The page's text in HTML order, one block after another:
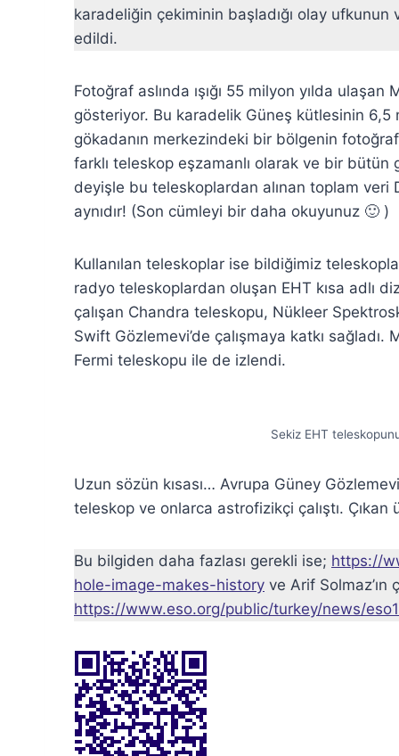
karadeliğin çekiminin başladığı olay ufkunun
edildi.
Fotoğraf aslında ışığı 55 milyon yılda ulaşan
gösteriyor. Bu karadelik Güneş kütlesinin
gökadanın merkezindeki bir bölgenin
farklı teleskop eşzamanlı olarak ve bir bütün
deyişle bu teleskoplardan alınan toplam
aynıdır! (Son cümleyi bir daha okuyunuz 🙂 )
Kullanılan teleskoplar ise bildiğimiz
radyo teleskoplardan oluşan EHT kısa adlı
çalışan Chandra teleskopu, Nükleer
Swift Gözlemevi’de çalışmaya katkı sağladı.
Fermi teleskopu ile de izlendi.
Sekiz EHT
Uzun sözün kısası… Avrupa Güney
teleskop ve onlarca astrofizikçi çalıştı. Çıkan
Bu bilgiden daha fazlası gerekli ise; https://
hole-image-makes-history ve Arif Solmaz’ın
https://www.eso.org/public/turkey/news/